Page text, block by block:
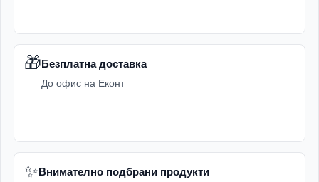
🎁Безплатна доставка
До офис на Еконт
✨Внимателно подбрани продукти